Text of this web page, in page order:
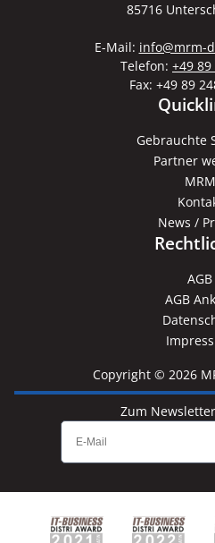
85716
E-Mail: info@mrm-
Telefon: +49
Fax: +49 89
Gebrauchte
Partner
MRM
News /
AGB
AGB
Copyright © 2026
Zum